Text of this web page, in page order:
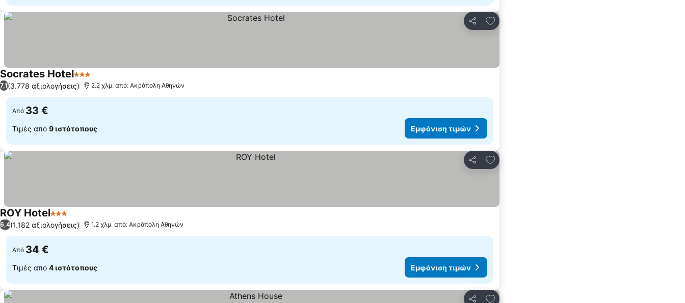
Κοινοποίηση
Προσθήκη στα αγαπημένα
Socrates Hotel3 Αστέρια
7,1(3.778 αξιολογήσεις) 2.2 χλμ. από: Ακρόπολη Αθηνών
Από 33 €
Τιμές από 9 ιστότοπους Εμφάνιση τιμών
Κοινοποίηση
Προσθήκη στα αγαπημένα
ROY Hotel3 ΑστέριαΕμφάνιση τιμών
6,4(1.182 αξιολογήσεις) 1.2 χλμ. από: Ακρόπολη Αθηνών
Από 34 €
Τιμές από 4 ιστότοπους Εμφάνιση τιμών
Προσθήκη στα αγαπημένα